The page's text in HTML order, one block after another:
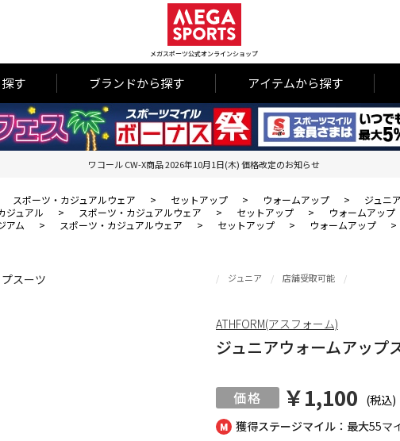
メガスポーツ公式オンラインショップ
す ブランドから探す アイテムから探す
ワコール CW-X商品 2026年10月1日(木) 価格改定のお知らせ
スポーツ・カジュアルウェア > セットアップ > ウォームアップ >
ジュニ
ジュアル > スポーツ・カジュアルウェア > セットアップ > ウォームアップ
アム > スポーツ・カジュアルウェア > セットアップ > ウォームアップ >
獲得ステージマイル：最大55マ
ジュニア 店舗受取可能
ジュニアウォームアップ
￥1,100 (税込)
ATHFORM(アスフォーム)